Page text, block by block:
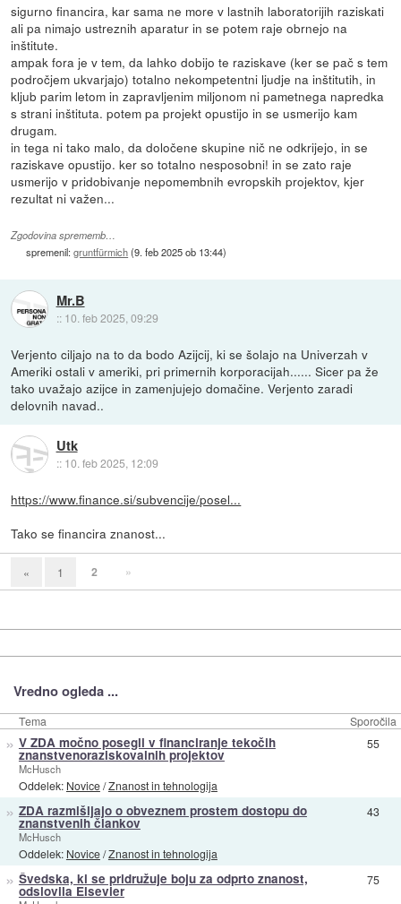
sigurno financira, kar sama ne more v lastnih laboratorijih raziskati
ali pa nimajo ustreznih aparatur in se potem raje obrnejo na
inštitute.
ampak fora je v tem, da lahko dobijo te raziskave (ker se pač s tem
področjem ukvarjajo) totalno nekompetentni ljudje na inštitutih, in
kljub parim letom in zapravljenim miljonom ni pametnega napredka
s strani inštituta. potem pa projekt opustijo in se usmerijo kam
drugam.
in tega ni tako malo, da določene skupine nič ne odkrijejo, in se
raziskave opustijo. ker so totalno nesposobni! in se zato raje
usmerijo v pridobivanje nepomembnih evropskih projektov, kjer
rezultat ni važen...
Zgodovina sprememb…
spremenil:gruntfürmich(9. feb 2025 ob 13:44)
Mr.B
:: 10. feb 2025, 09:29
Verjento ciljajo na to da bodo Azijcij, ki se šolajo na Univerzah v
Ameriki ostali v ameriki, pri primernih korporacijah...... Sicer pa že
tako uvažajo azijce in zamenjujejo domačine. Verjento zaradi
delovnih navad..
Utk
:: 10. feb 2025, 12:09
https://www.finance.si/subvencije/posel...
Tako se financira znanost...
« 1 2 »
Vredno ogleda ...
Tema Sporočila
» V ZDA močno posegli v financiranje tekočih
znanstvenoraziskovalnih projektov
McHusch
Oddelek: Novice/Znanost in tehnologija
55
» ZDA razmišljajo o obveznem prostem dostopu do
znanstvenih člankov
McHusch
Oddelek: Novice/Znanost in tehnologija
43
» Švedska, ki se pridružuje boju za odprto znanost,
odslovila Elsevier
75